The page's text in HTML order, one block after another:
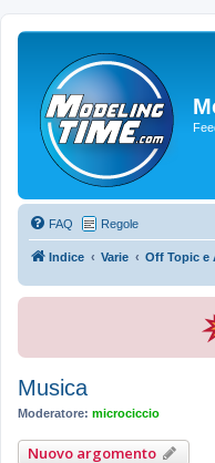
FAQ Regole
Indice Varie Off Topic e
Musica
Moderatore: microciccio
Nuovo argomento